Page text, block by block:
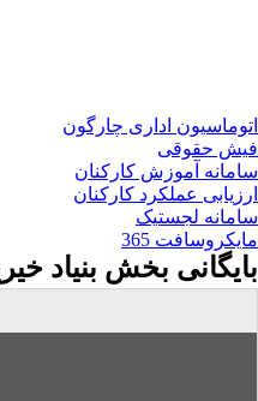
اتوماسیون اداری چارگون
فیش حقوقی
سامانه آموزش کارکنان
ارزیابی عملکرد کارکنان
سامانه لجستیک
مایکروسافت 365
بایگانی بخش بنیاد